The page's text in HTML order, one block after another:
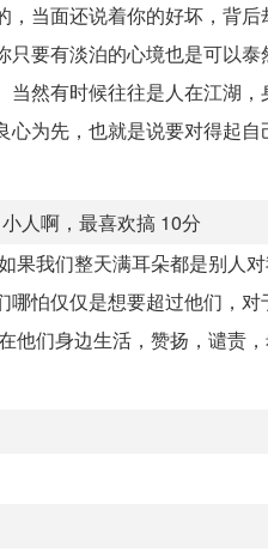
，当面还说着你的好坏，背后
要有淡泊的心境也是可以泰
然有时候往往是人在江湖，
为先，也就是说要对得起自
人啊，最喜欢搞 10分
果我们整天满耳朵都是别人
哪怕仅仅是想要超过他们，对
他们身边生活，赞扬，谴责